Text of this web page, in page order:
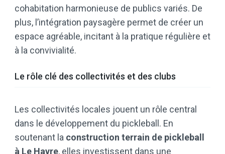
cohabitation harmonieuse de publics variés. De
plus, l’intégration paysagère permet de créer un
espace agréable, incitant à la pratique régulière et
à la convivialité.
Le rôle clé des collectivités et des clubs
Les collectivités locales jouent un rôle central
dans le développement du pickleball. En
soutenant la construction terrain de pickleball
à Le Havre, elles investissent dans une